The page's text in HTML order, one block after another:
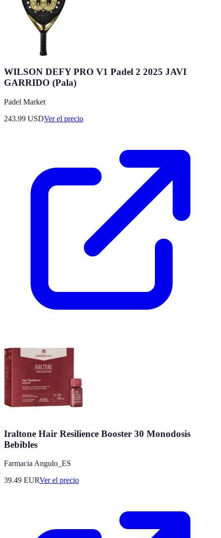
WILSON DEFY PRO V1 Padel 2 2025 JAVI
GARRIDO (Pala)
Padel Market
243.99 USDVer el precio
Iraltone Hair Resilience Booster 30 Monodosis
Bebibles
Farmacia Angulo_ES
39.49 EURVer el precio